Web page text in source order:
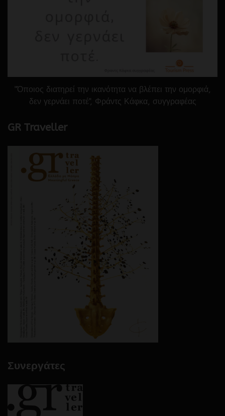
"Όποιος διατηρεί την ικανότητα να βλέπει την ομορφιά,
δεν γερνάει ποτέ", Φράντς Κάφκα, συγγραφέας
GR Traveller
Συνεργάτες